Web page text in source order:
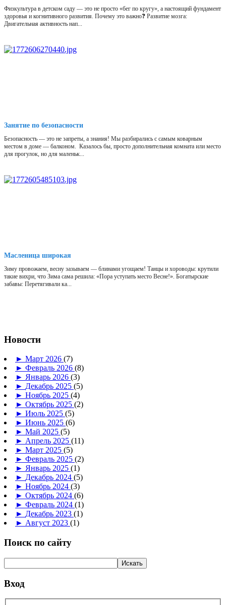
Физкультура в детском саду — это не просто «бег по кругу», а настоящий фундамент
здоровья и когнитивного развития. Почему это важно❓ Развитие мозга:
Двигательная активность нап...
Занятие по безопасности
Безопасность — это не запреты, а знания! Мы разбирались с самым коварным
местом в доме — балконом. Казалось бы, просто дополнительная комната или место
для прогулок, но для маленьк...
Масленица широкая
Зиму провожаем, весну зазываем — блинами угощаем! Танцы и хороводы: крутили
такие вихри, что Зима сама решила: «Пора уступать место Весне!». Богатырские
забавы: Перетягивали ка...
Новости
► Март 2026 (7)
► Февраль 2026 (8)
► Январь 2026 (3)
► Декабрь 2025 (5)
► Ноябрь 2025 (4)
► Октябрь 2025 (2)
► Июль 2025 (5)
► Июнь 2025 (6)
► Май 2025 (5)
► Апрель 2025 (11)
► Март 2025 (5)
► Февраль 2025 (2)
► Январь 2025 (1)
► Декабрь 2024 (5)
► Ноябрь 2024 (3)
► Октябрь 2024 (6)
► Февраль 2024 (1)
► Декабрь 2023 (1)
► Август 2023 (1)
Поиск по сайту
Вход